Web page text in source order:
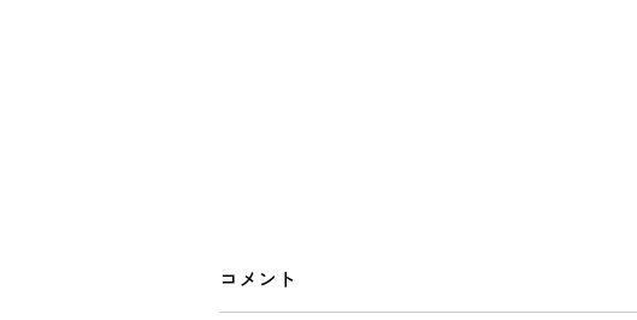
院長の独り言 2026.07.22
コメント